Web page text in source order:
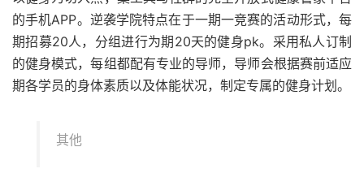
的手机APP。逆袭学院特点在于一期一竞赛的活动形式，每
期招募20人，分组进行为期20天的健身pk。采用私人订制
的健身模式，每组都配有专业的导师，导师会根据赛前适应
期各学员的身体素质以及体能状况，制定专属的健身计划。
其他